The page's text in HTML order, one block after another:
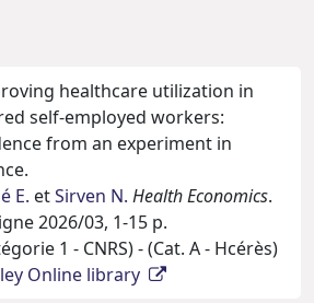
healthcare utilization in
self-employed workers:
from an experiment in
E. etSirven N. Health Economics.
2026/03, 1-15 p.
1 - CNRS) - (Cat. A - Hcérès)
Online library